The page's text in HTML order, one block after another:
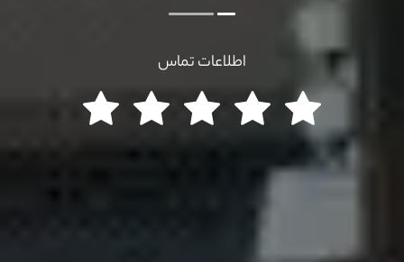
اطلاعات تماس